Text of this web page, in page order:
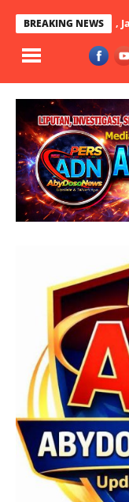
BREAKING NEWS
Jadi Wadah